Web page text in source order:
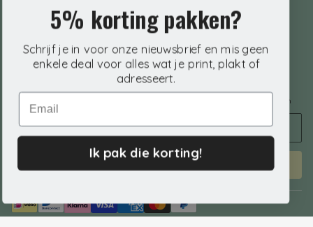
info@crazylabels.nl
NL860793278B01
Volg ons
Nieuwsbrief aanmelden
Voer je e-mailadres in om speciale aanbiedingen, exclusieve kortingen en
nog veel meer te ontvangen!
5% korting pakken?
Schrijf je in voor onze nieuwsbrief en mis geen
enkele deal voor alles wat je print, plakt of
adresseert.
Ik pak die korting!